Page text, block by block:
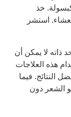
خذ
استشر
ذاته لا يمكن أن
هذه العلاجات
النتائج. فيما
الشعر دون